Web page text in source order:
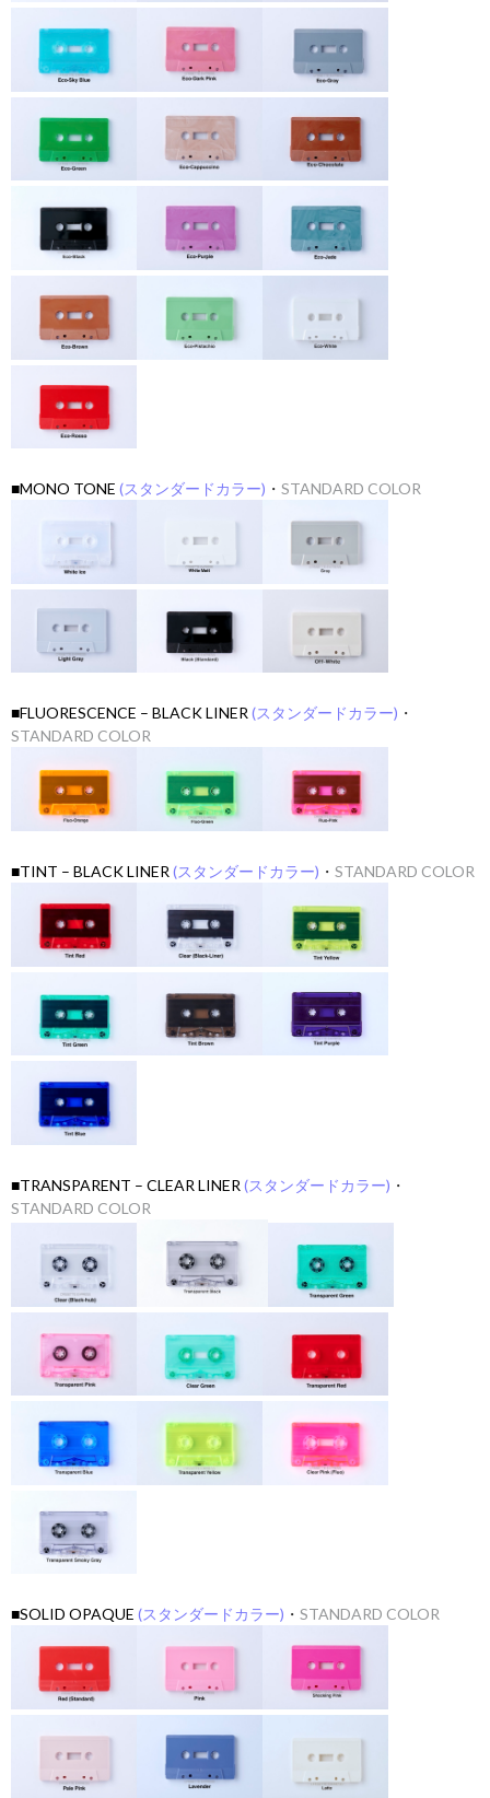
■MONO TONE (スタンダードカラー) ・ STANDARD COLOR
■FLUORESCENCE – BLACK LINER(スタンダードカラー) ・
STANDARD COLOR
■TINT – BLACK LINER (スタンダードカラー) ・ STANDARD COLOR
■TRANSPARENT – CLEAR LINER (スタンダードカラー) ・
STANDARD COLOR
■SOLID OPAQUE (スタンダードカラー) ・ STANDARD COLOR